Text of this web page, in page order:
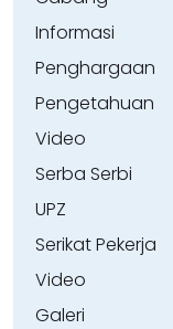
Informasi
Penghargaan
Pengetahuan
Video
Serba Serbi
UPZ
Serikat Pekerja
Video
Galeri